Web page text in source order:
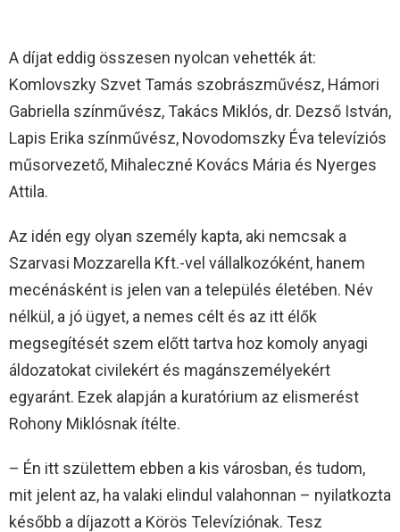
A díjat eddig összesen nyolcan vehették át:
Komlovszky Szvet Tamás szobrászművész, Hámori
Gabriella színművész, Takács Miklós, dr. Dezső István,
Lapis Erika színművész, Novodomszky Éva televíziós
műsorvezető, Mihaleczné Kovács Mária és Nyerges
Attila.
Az idén egy olyan személy kapta, aki nemcsak a
Szarvasi Mozzarella Kft.-vel vállalkozóként, hanem
mecénásként is jelen van a település életében. Név
nélkül, a jó ügyet, a nemes célt és az itt élők
megsegítését szem előtt tartva hoz komoly anyagi
áldozatokat civilekért és magánszemélyekért
egyaránt. Ezek alapján a kuratórium az elismerést
Rohony Miklósnak ítélte.
– Én itt születtem ebben a kis városban, és tudom,
mit jelent az, ha valaki elindul valahonnan – nyilatkozta
később a díjazott a Körös Televíziónak. Tesz